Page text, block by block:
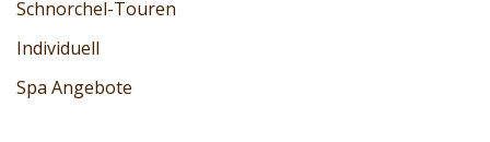
Schnorchel-Touren
Individuell
Spa Angebote